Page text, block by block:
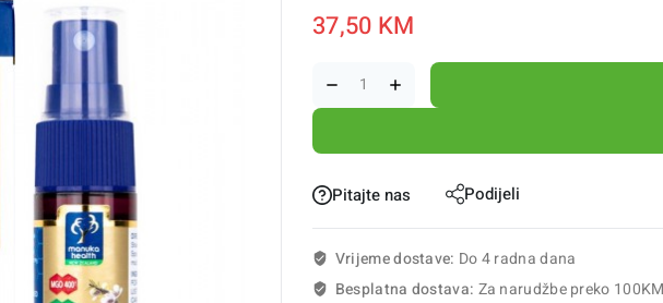
37,50 KM
Pitajte nas Podijeli
Vrijeme dostave: Do 4 radna dana
Besplatna dostava: Za narudžbe preko 100KM